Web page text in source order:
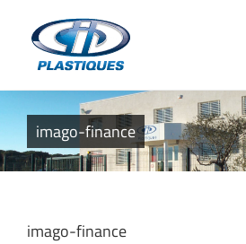
contenu
imago-finance
imago-finance